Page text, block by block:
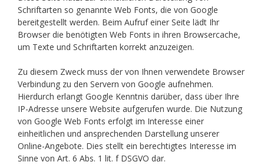
Schriftarten so genannte Web Fonts, die von Google
bereitgestellt werden. Beim Aufruf einer Seite lädt Ihr
Browser die benötigten Web Fonts in ihren Browsercache,
um Texte und Schriftarten korrekt anzuzeigen.
Zu diesem Zweck muss der von Ihnen verwendete Browser
Verbindung zu den Servern von Google aufnehmen.
Hierdurch erlangt Google Kenntnis darüber, dass über Ihre
IP-Adresse unsere Website aufgerufen wurde. Die Nutzung
von Google Web Fonts erfolgt im Interesse einer
einheitlichen und ansprechenden Darstellung unserer
Online-Angebote. Dies stellt ein berechtigtes Interesse im
Sinne von Art. 6 Abs. 1 lit. f DSGVO dar.